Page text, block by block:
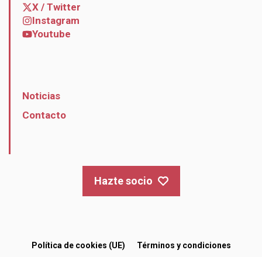
X / Twitter
Instagram
Youtube
Noticias
Contacto
Hazte socio
Política de cookies (UE) Términos y condiciones